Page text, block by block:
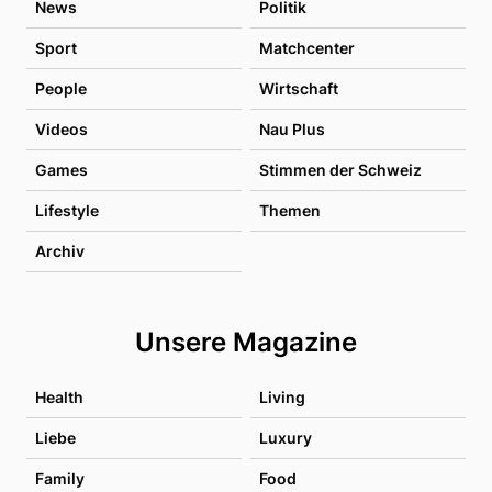
News Politik
Sport Matchcenter
People Wirtschaft
Videos Nau Plus
Games Stimmen der Schweiz
Lifestyle Themen
Archiv
Unsere Magazine
Health Living
Liebe Luxury
Family Food